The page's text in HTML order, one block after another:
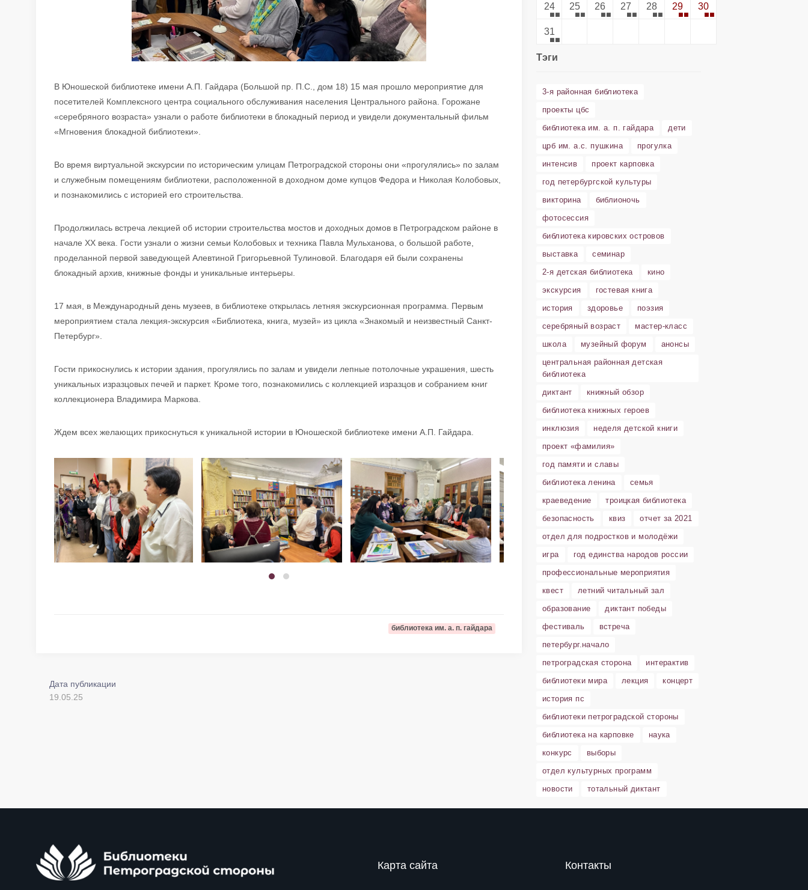
В Юношеской библиотеке имени А.П. Гайдара (Большой пр. П.С., дом 18) 15 мая прошло мероприятие для
посетителей Комплексного центра социального обслуживания населения Центрального района. Горожане
«серебряного возраста» узнали о работе библиотеки в блокадный период и увидели документальный фильм
«Мгновения блокадной библиотеки».
Во время виртуальной экскурсии по историческим улицам Петроградской стороны они «прогулялись» по залам
и служебным помещениям библиотеки, расположенной в доходном доме купцов Федора и Николая Колобовых,
и познакомились с историей его строительства.
Продолжилась встреча лекцией об истории строительства мостов и доходных домов в Петроградском районе в
начале XX века. Гости узнали о жизни семьи Колобовых и техника Павла Мульханова, о большой работе,
проделанной первой заведующей Алевтиной Григорьевной Тулиновой. Благодаря ей были сохранены
блокадный архив, книжные фонды и уникальные интерьеры.
17 мая, в Международный день музеев, в библиотеке открылась летняя экскурсионная программа. Первым
мероприятием стала лекция-экскурсия «Библиотека, книга, музей» из цикла «Знакомый и неизвестный Санкт-
Петербург».
Гости прикоснулись к истории здания, прогулялись по залам и увидели лепные потолочные украшения, шесть
уникальных изразцовых печей и паркет. Кроме того, познакомились с коллекцией изразцов и собранием книг
коллекционера Владимира Маркова.
Ждем всех желающих прикоснуться к уникальной истории в Юношеской библиотеке имени А.П. Гайдара.
библиотека им. а. п. гайдара
Дата публикации
19.05.25
24 25 26 27 28 29 30
31
Тэги
3-я районная библиотека
проекты цбс
библиотека им. а. п. гайдара
дети
црб им. а.с. пушкина
прогулка
интенсив
проект карповка
год петербургской культуры
викторина
библионочь
фотосессия
библиотека кировских островов
выставка
семинар
2-я детская библиотека
кино
экскурсия
гостевая книга
история
здоровье
поэзия
серебряный возраст
мастер-класс
школа
музейный форум
анонсы
центральная районная детская
библиотека
диктант
книжный обзор
библиотека книжных героев
инклюзия
неделя детской книги
проект «фамилия»
год памяти и славы
библиотека ленина
семья
краеведение
троицкая библиотека
безопасность
квиз
отчет за 2021
отдел для подростков и молодёжи
игра
год единства народов россии
профессиональные мероприятия
квест
летний читальный зал
образование
диктант победы
фестиваль
встреча
петербург.начало
петроградская сторона
интерактив
библиотеки мира
лекция
концерт
история пс
библиотеки петроградской стороны
библиотека на карповке
наука
конкурс
выборы
отдел культурных программ
новости
тотальный диктант
Карта сайта Контакты